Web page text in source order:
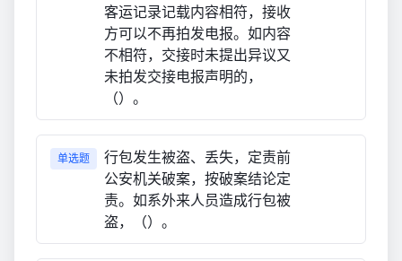
客运记录记载内容相符，接收
方可以不再拍发电报。如内容
不相符，交接时未提出异议又
未拍发交接电报声明的，
（）。
单选题
行包发生被盗、丢失，定责前
公安机关破案，按破案结论定
责。如系外来人员造成行包被
盗，（）。